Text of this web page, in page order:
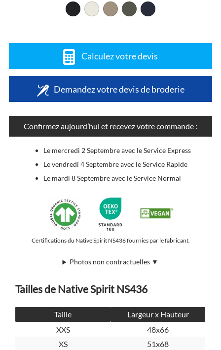
Calculez votre devis
Demandez votre devis de broderie
Confirmez aujourd’hui et recevez votre commande :
Le mercredi 2 Septembre avec le Service Express
Le vendredi 4 Septembre avec le Service Rapide
Le mardi 8 Septembre avec le Service Normal
Certifications du Native Spirit NS436 fournies par le fabricant.
Photos non contractuelles ▼
Tailles de Native Spirit NS436
Taille
Largeur x Hauteur
XXS
48x66
XS
51x68